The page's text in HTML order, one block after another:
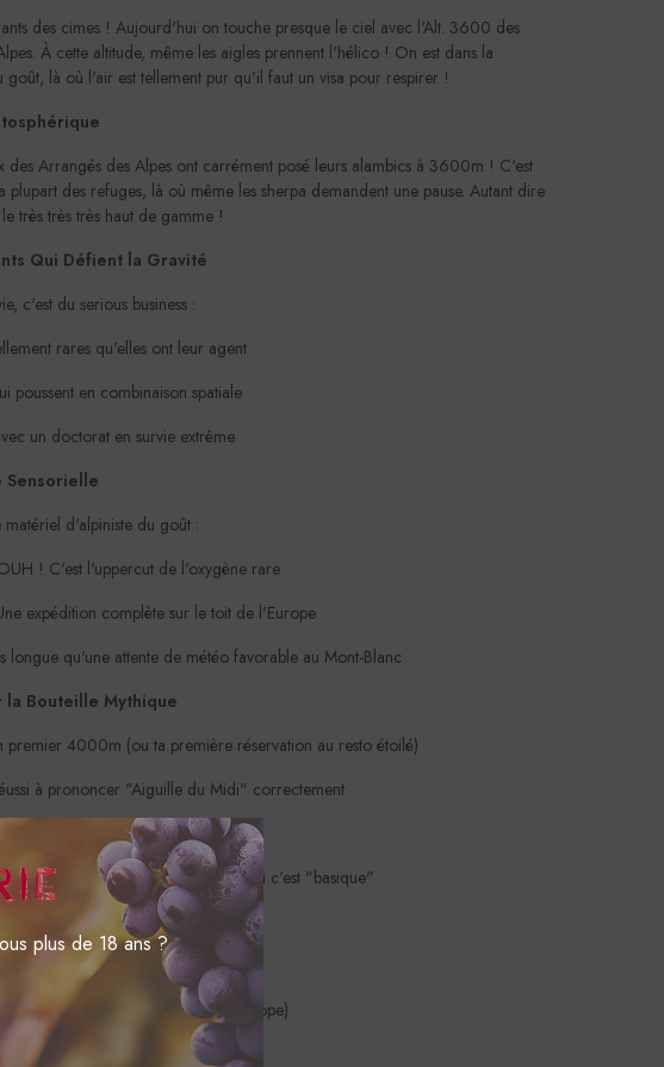
plus de 18 ans ?
des cimes ! Aujourd'hui on touche presque le ciel avec l'Alt. 3600 des
À cette altitude, même les aigles prennent l'hélico ! On est dans la
goût, là où l'air est tellement pur qu'il faut un visa pour respirer !
des Arrangés des Alpes ont carrément posé leurs alambics à 3600m ! C'est
plupart des refuges, là où même les sherpa demandent une pause. Autant dire
très très très haut de gamme !
Qui Défient la Gravité
c'est du serious business :
rares qu'elles ont leur agent
poussent en combinaison spatiale
un doctorat en survie extrême
Sensorielle
d'alpiniste du goût :
! C'est l'uppercut de l'oxygène rare
expédition complète sur le toit de l'Europe
longue qu'une attente de météo favorable au Mont-Blanc
la Bouteille Mythique
premier 4000m (ou ta première réservation au resto étoilé)
à prononcer "Aiguille du Midi" correctement
suisses débarquent (faut assurer)
quelqu'un qui dit que le Génépi c'est "basique"
Altitude Max
mode astronaute (respect total du biotope)
clean que la neige du Mont-Blanc